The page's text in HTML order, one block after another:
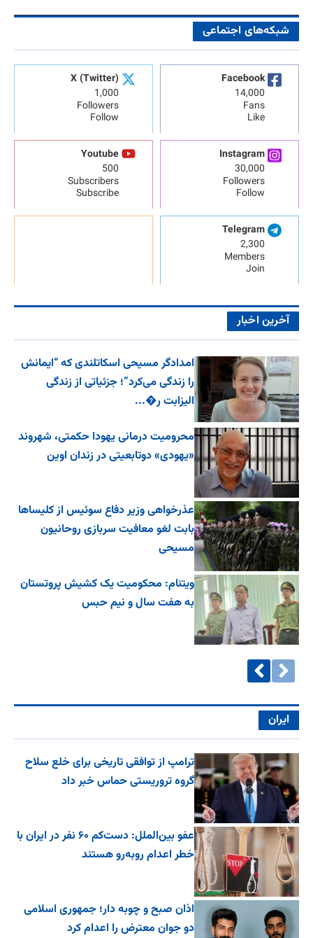
شبکه‌های اجتماعی
Facebook
14,000
Fans
Like
X (Twitter)
1,000
Followers
Follow
Instagram
30,000
Followers
Follow
Youtube
500
Subscribers
Subscribe
Telegram
2,300
Members
Join
آخرین اخبار
امدادگر مسیحی اسکاتلندی که “ایمانش
را زندگی می‌کرد”؛ جزئیاتی از زندگی
الیزابت ر�...
محرومیت درمانی یهودا حکمتی، شهروند
«یهودی» دوتابعیتی در زندان اوین
عذرخواهی وزیر دفاع سوئیس از کلیساها
بابت لغو معافیت سربازی روحانیون
مسیحی
ویتنام: محکومیت یک کشیش پروتستان
به هفت سال و نیم حبس
ایران
ترامپ از توافقی تاریخی برای خلع ‌سلاح
گروه تروریستی حماس خبر داد
عفو بین‌الملل: دست‌کم ۶۰ نفر در ایران با
خطر اعدام روبه‌رو هستند
اذان صبح و چوبه دار؛ جمهوری اسلامی
دو جوان معترض را اعدام کرد